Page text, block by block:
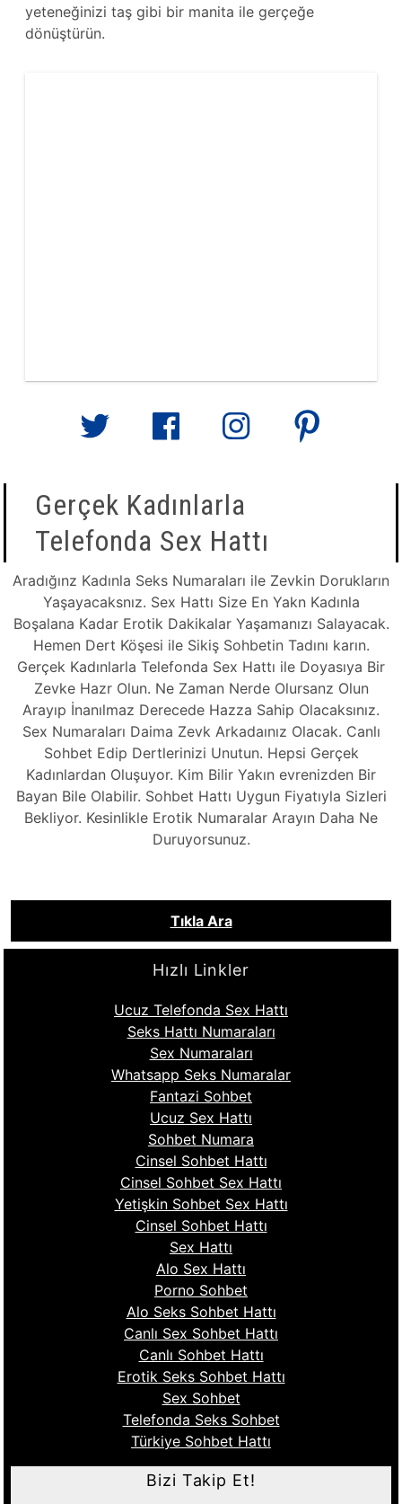
yeteneğinizi taş gibi bir manita ile gerçeğe
dönüştürün.
Gerçek Kadınlarla
Telefonda Sex Hattı
Aradığınz Kadınla Seks Numaraları ile Zevkin Dorukların
Yaşayacaksnız. Sex Hattı Size En Yakn Kadınla
Boşalana Kadar Erotik Dakikalar Yaşamanızı Salayacak.
Hemen Dert Köşesi ile Sikiş Sohbetin Tadını karın.
Gerçek Kadınlarla Telefonda Sex Hattı ile Doyasıya Bir
Zevke Hazr Olun. Ne Zaman Nerde Olursanz Olun
Arayıp İnanılmaz Derecede Hazza Sahip Olacaksınız.
Sex Numaraları Daima Zevk Arkadaınız Olacak. Canlı
Sohbet Edip Dertlerinizi Unutun. Hepsi Gerçek
Kadınlardan Oluşuyor. Kim Bilir Yakın evrenizden Bir
Bayan Bile Olabilir. Sohbet Hattı Uygun Fiyatıyla Sizleri
Bekliyor. Kesinlikle Erotik Numaralar Arayın Daha Ne
Duruyorsunuz.
Tıkla Ara
Hızlı Linkler
Ucuz Telefonda Sex Hattı
Seks Hattı Numaraları
Sex Numaraları
Whatsapp Seks Numaralar
Fantazi Sohbet
Ucuz Sex Hattı
Sohbet Numara
Cinsel Sohbet Hattı
Cinsel Sohbet Sex Hattı
Yetişkin Sohbet Sex Hattı
Cinsel Sohbet Hattı
Sex Hattı
Alo Sex Hattı
Porno Sohbet
Alo Seks Sohbet Hattı
Canlı Sex Sohbet Hattı
Canlı Sohbet Hattı
Erotik Seks Sohbet Hattı
Sex Sohbet
Telefonda Seks Sohbet
Türkiye Sohbet Hattı
Bizi Takip Et!